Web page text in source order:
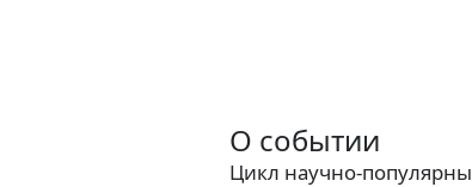
О событии
Цикл научно-